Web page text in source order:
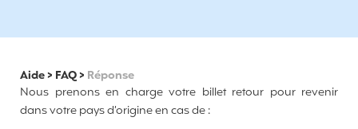
Aide> FAQ> Réponse
Nous prenons en charge votre billet retour pour revenir
dans votre pays d’origine en cas de :